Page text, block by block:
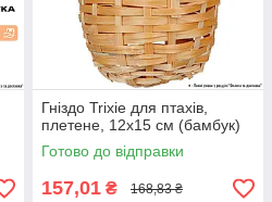
Гніздо Trixie для птахів,
плетене, 12x15 см (бамбук)
Готово до відправки
157,01 ₴ 168,83 ₴